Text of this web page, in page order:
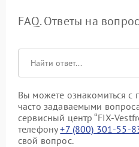
FAQ. Ответы на
Вы можете ознакомиться
часто задаваемыми
сервисный центр “FIX-
телефону+7 (800) 301-55-
свой вопрос.